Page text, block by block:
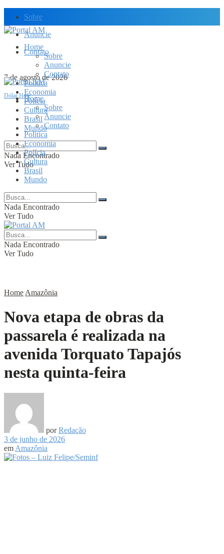
Sobre
Anuncie
Contato
7 de agosto de 2026
Dólar Hoje
Home
Sobre
Anuncie
Contato
Política
Economia
Polícia
Cultura
Brasil
Mundo
Nada Encontrado
Ver Tudo
Home
Sobre
Anuncie
Contato
Política
Economia
Polícia
Cultura
Brasil
Mundo
Nada Encontrado
Ver Tudo
Nada Encontrado
Ver Tudo
Home Amazônia
Nova etapa de obras da
passarela é realizada na
avenida Torquato Tapajós
nesta quinta-feira
por Redação
3 de junho de 2026
em Amazônia